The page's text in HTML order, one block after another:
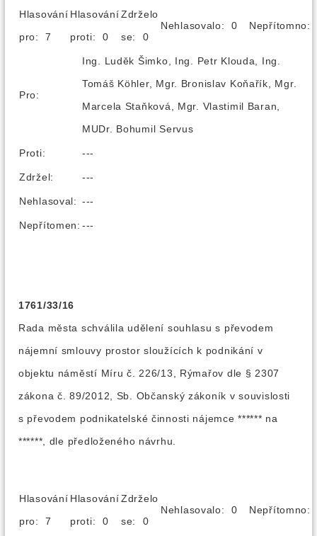
Hlasování
pro: 7
Hlasování
proti: 0
Zdrželo
se: 0
Nehlasovalo: 0
Pro:
Ing. Luděk Šimko, Ing. Petr Klouda, Ing.
Tomáš Köhler, Mgr. Bronislav Koňařík, Mgr.
Marcela Staňková, Mgr. Vlastimil Baran,
MUDr. Bohumil Servus
Proti: ---
Zdržel: ---
Nehlasoval: ---
Nepřítomen: ---
1761/33/16
Rada města schválila udělení souhlasu s převodem
nájemní smlouvy prostor sloužících k podnikání v
objektu náměstí Míru č. 226/13, Rýmařov dle § 2307
zákona č. 89/2012, Sb. Občanský zákoník v souvislosti
s převodem podnikatelské činnosti nájemce ****** na
******, dle předloženého návrhu.
Hlasování
pro: 7
Hlasování
proti: 0
Zdrželo
se: 0
Nehlasovalo: 0